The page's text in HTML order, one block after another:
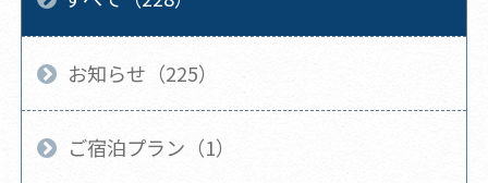
お知らせ（225）
ご宿泊プラン（1）